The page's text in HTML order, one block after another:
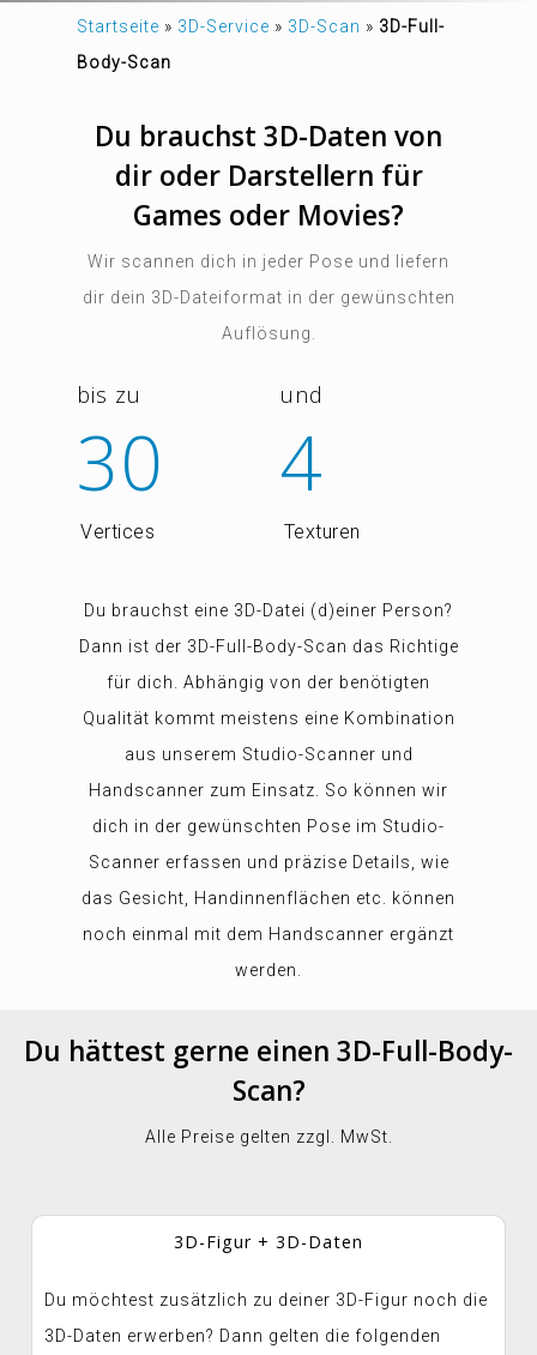
Startseite » 3D-Service » 3D-Scan » 3D-Full-
Body-Scan
Du brauchst 3D-Daten von
dir oder Darstellern für
Games oder Movies?
Wir scannen dich in jeder Pose und liefern
dir dein 3D-Dateiformat in der gewünschten
Auflösung.
bis zu
30
Vertices
und
4
Texturen
Du brauchst eine 3D-Datei (d)einer Person?
Dann ist der 3D-Full-Body-Scan das Richtige
für dich. Abhängig von der benötigten
Qualität kommt meistens eine Kombination
aus unserem Studio-Scanner und
Handscanner zum Einsatz. So können wir
dich in der gewünschten Pose im Studio-
Scanner erfassen und präzise Details, wie
das Gesicht, Handinnenflächen etc. können
noch einmal mit dem Handscanner ergänzt
werden.
Du hättest gerne einen 3D-Full-Body-
Scan?
Alle Preise gelten zzgl. MwSt.
3D-Figur + 3D-Daten
Du möchtest zusätzlich zu deiner 3D-Figur noch die
3D-Daten erwerben? Dann gelten die folgenden